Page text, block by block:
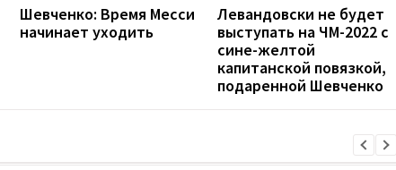
Шевченко: Время Месси
начинает уходить
Левандовски не будет
выступать на ЧМ-2022 с
сине-желтой
капитанской повязкой,
подаренной Шевченко